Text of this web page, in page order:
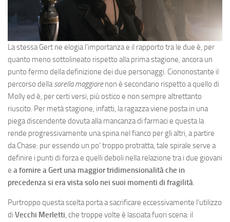
La stessa Gert ne elogia l’importanza e il rapporto tra le due è, per
quanto meno sottolineato rispetto alla prima stagione, ancora un
punto fermo della definizione dei due personaggi. Ciononostante il
percorso dellasorella maggiorenon è secondario rispetto a quello di
Molly ed è, per certi versi, più ostico e non sempre altrettanto
riuscito. Per metà stagione, infatti, la ragazza viene posta in una
piega discendente dovuta alla mancanza di farmaci e questa la
rende progressivamente una spina nel fianco per gli altri, a partire
da Chase: pur essendo un po’ troppo protratta, tale spirale serve a
definire i punti di forza e quelli deboli nella relazione tra i due giovani
e a fornire a Gert una maggior tridimensionalità che in
precedenza si era vista solo nei suoi momenti di fragilità.
Purtroppo questa scelta porta a sacrificare eccessivamente l’utilizzo
di Vecchi Merletti, che troppe volte è lasciata fuori scena: il